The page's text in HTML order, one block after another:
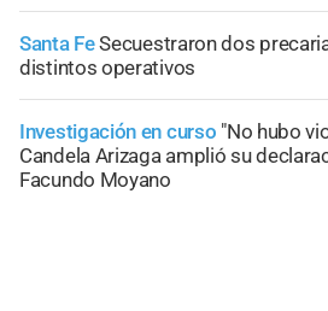
Santa FeSecuestraron dos
distintos operativos
Investigación en curso "No hubo
Candela Arizaga amplió su
Facundo Moyano